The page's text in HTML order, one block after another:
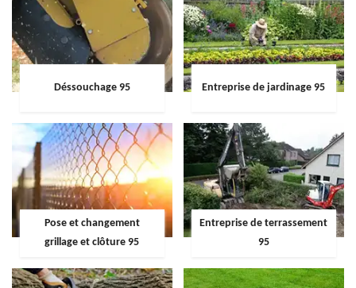
Déssouchage 95 Entreprise de jardinage 95
Pose et changement
grillage et clôture 95
Entreprise de terrassement
95